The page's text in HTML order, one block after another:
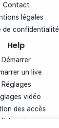
Contact
légales
de confidentialité
Help
Démarrer
un live
Réglages
vidéo
des accès